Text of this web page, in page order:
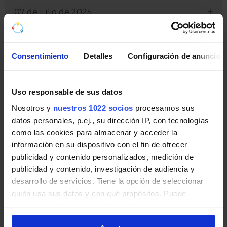
Consentimiento Detalles Configuración de anuncios
Uso responsable de sus datos
Nosotros y nuestros 1022 socios procesamos sus
datos personales, p.ej., su dirección IP, con tecnologías
como las cookies para almacenar y acceder la
información en su dispositivo con el fin de ofrecer
publicidad y contenido personalizados, medición de
publicidad y contenido, investigación de audiencia y
desarrollo de servicios. Tiene la opción de seleccionar
quién usa sus datos y con qué propósitos. Puede
momento desde la Declaración de cookies o clicando en
07 de julio de 2025
10 de julio de 2025
11 de julio de 2025
OLIVER - MIRALBUENO -
BARRIO JESUS
Paradas
Listado de paradas en sentido: OLIVER -